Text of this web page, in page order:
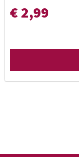
€ 2,99